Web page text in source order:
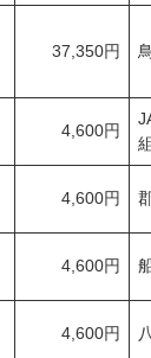
37,350円
4,600円
4,600円
4,600円
4,600円